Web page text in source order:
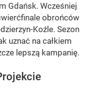
Gdańsk. Wcześniej
obrońców
Koźle. Sezon
uznać na całkiem
lepszą kampanię.